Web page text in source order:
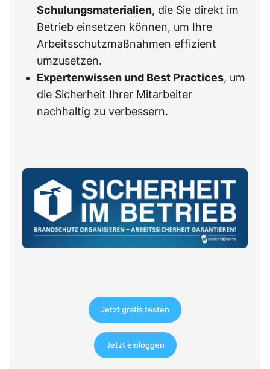
Schulungsmaterialien, die Sie direkt im
Betrieb einsetzen können, um Ihre
Arbeitsschutzmaßnahmen effizient
umzusetzen.
Expertenwissen und Best Practices, um
die Sicherheit Ihrer Mitarbeiter
nachhaltig zu verbessern.
Jetzt gratis testen
Jetzt einloggen